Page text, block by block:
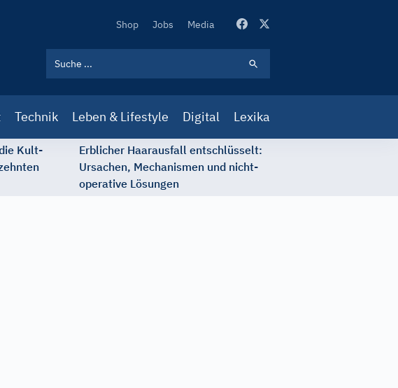
Secondary
Shop Jobs Media
Technik Leben & Lifestyle Digital Lexika
Kult-
Erblicher Haarausfall entschlüsselt:
Ursachen, Mechanismen und nicht-
operative Lösungen